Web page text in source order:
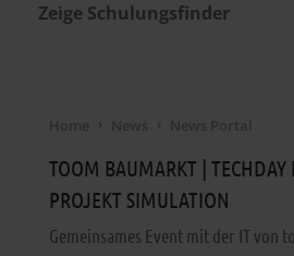
Zeige Schulungsfinder
TOOM BAUMARKT | TECHDAY
PROJEKT SIMULATION
Gemeinsames Event mit der IT von